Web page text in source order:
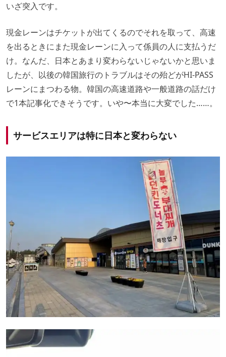
いざ突入です。
現金レーンはチケットが出てくるのでそれを取って、高速
を出るときにまた現金レーンに入って係員の人に支払うだ
け。なんだ、日本とあまり変わらないじゃないかと思いま
したが、以後の韓国旅行のトラブルはその殆どがHI-PASS
レーンにまつわる物。韓国の高速道路や一般道路の話だけ
で1本記事化できそうです。いや〜本当に大変でした……。
サービスエリアは特に日本と変わらない